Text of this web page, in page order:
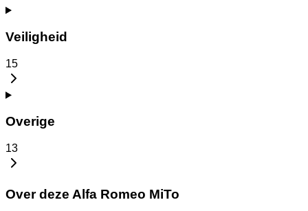
Veiligheid
15
Overige
13
Over deze Alfa Romeo MiTo